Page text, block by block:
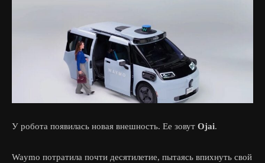
У робота появилась новая внешность. Ее зовут Ojai.
Waymo потратила почти десятилетие, пытаясь впихнуть свой